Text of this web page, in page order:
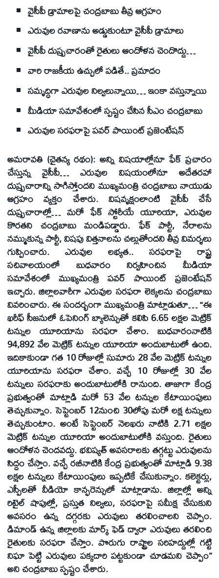
వైసీపీ డ్రామాలపై చంద్రబాబు తీవ్ర ఆగ్రహం
ఎరువుల రవాణాను అడ్డుకుంటూ వైసీపీ డ్రామాలు
వైసీపీ దుష్ప్రచారంతో రైతులు ఆందోళన చెందొద్దు…
వారి రాజకీయ ఉచ్చులో పడితే.. ప్రమాదం
సమృద్ధిగా ఎరువుల నిల్వలున్నాయి… ఇంకా వస్తున్నాయి
మీడియా సమావేశంలో స్పష్టం చేసిన సీఎం చంద్రబాబు
ఎరువుల సరఫరాపై పవర్‌ పాయింట్‌ ప్రజెంటేషన్‌
అమరావతి (చైతన్య రథం): అన్ని విషయాల్లోనూ ఫేక్‌ ప్రచారం
చేస్తున్న వైసీపీ… ఎరువుల విషయంలోనూ అదేతరహా
దుష్ప్రచారాన్ని సాగిస్తోందని ముఖ్యమంత్రి చంద్రబాబు నాయుడు
ఆగ్రహం వ్యక్తం చేశారు. విషవృక్షంలాంటి వైసీపీ చేసే
దుష్ప్రచారాల్లో… మరో ఫేక్‌ స్టోరీయే యూరియా, ఎరువుల
కొరతని చంద్రబాబు మండిపడ్డారు. ఫేక్‌ పార్టీ, నేరాలను
నమ్ముకున్న పార్టీ, విషపు విత్తనాలను చల్లుతోందని తీవ్ర విమర్శలు
గుప్పించారు. ఎరువుల లభ్యత.. సరఫరాపై రాష్ట్ర
సచివాలయంలో బుధవారం నిర్వహించిన మీడియా
సమావేశంలో ముఖ్యమంత్రి పవర్‌ పాయింట్‌ ప్రజెంటేషన్‌
ఇచ్చారు. జిల్లాలవారీగా ఎరువుల సరఫరా లెక్కలను చంద్రబాబు
వివరించారు. ఈ సందర్భంగా ముఖ్యమంత్రి మాట్లాడుతూ… ‘‘ఈ
ఖరీఫ్‌ సీజనులో ఓపెనింగ్‌ బ్యాలెన్సుతో కలిపి 6.65 లక్షల మెట్రిక్‌
టన్నుల యూరియాను సరఫరా చేశాం. బుధవారంనాటికి
94,892 వేల మెట్రిక్‌ టన్నుల యూరియా అందుబాటులో ఉంది.
ఇదికాకుండా గత 10 రోజుల్లో సుమారు 28 వేల మెట్రిక్‌ టన్నుల
యూరియాను సరఫరా చేశాం. వచ్చే 10 రోజుల్లో 30 వేల
టన్నులు సరఫరాకు అందుబాటులోకి రానుంది. తాజాగా కేంద్ర
ప్రభుత్వంతో మాట్లాడి మరో 53 వేల టన్నుల కేటాయింపులు
తెచ్చుకున్నాం. సెప్టెంబర్‌ 12నుంచి 30లోపు మరో లక్ష టన్నులు
తెచ్చుకుంటాం. అంటే సెప్టెంబర్‌ నెలఖరు నాటికి 2.71 లక్షల
మెట్రిక్‌ టన్నుల యూరియా అందుబాటులోకి వస్తుంది. రైతులు
ఆందోళన చెందవద్దు. భవిష్యత్‌ అవసరాలకు తగ్గట్టు ఎరువులను
సిద్దం చేస్తాం. వచ్చే రబీనాటికి కేంద్ర ప్రభుత్వంతో మాట్లాడి 9.38
లక్షల టన్నులు కేటాయింపులు ఇప్పటికే చేసుకున్నాం. కలెక్టర్లు,
ఎస్పీలతో వీడియో కాన్ఫరెన్సులో మాట్లాడాను. జిల్లాల్లో అన్ని
రిటైల్‌ షాపుల్లో, ప్రస్తుత నిల్వలు, సరఫరాపై సమీక్ష చేసుకుని
అవసరం ఉన్న దగ్గరకు ఎరువులు తరలించాలని చెప్పాం.
డిమాండ్‌ ఉన్న జిల్లాలకు మార్క్‌ ఫెడ్‌ ద్వారా ఎరువులు తరలించి
రైతులకు సరఫరా చేస్తాం. పొరుగు రాష్ట్రాల సరిహద్దుల్లో గట్టి
నిఘా పెట్టి ఎరువులు పక్కదారి పట్టకుండా చూడమని చెప్పాం’’
అని చంద్రబాబు స్పష్టం చేశారు.